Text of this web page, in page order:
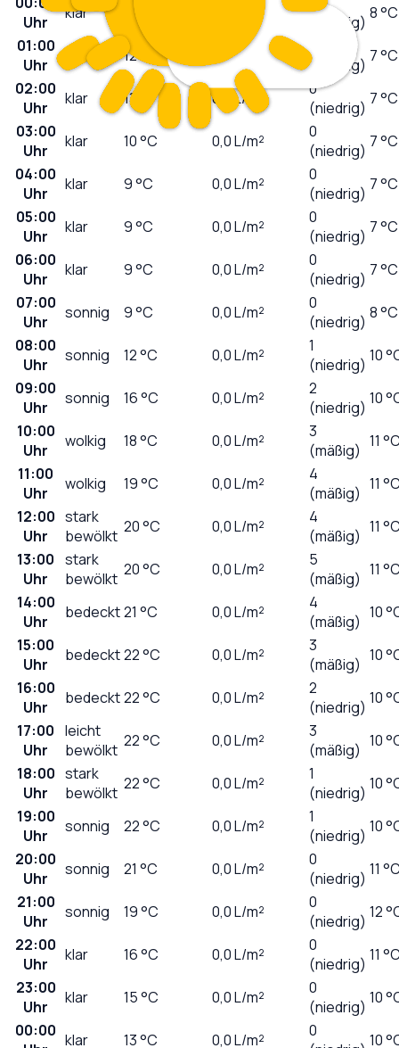
Uhr
klar 14 L/m²
(niedrig) 8 °C
01:00
Uhr
klar 12°C 0,0L/m²
(niedrig) 7 °C
02:00
Uhr
klar 11 °C 0,0 L/m²
0
(niedrig) 7 °C
03:00
Uhr
klar 10°C 0,0L/m²
0
(niedrig) 7 °C
04:00
Uhr
klar 9°C 0,0L/m²
0
(niedrig) 7 °C
05:00
Uhr
klar 9°C 0,0L/m²
0
(niedrig) 7 °C
06:00
Uhr
klar 9°C 0,0L/m²
0
(niedrig) 7 °C
07:00
Uhr
sonnig 9°C 0,0L/m²
0
(niedrig) 8 °C
08:00
Uhr
sonnig 12°C 0,0L/m²
1
(niedrig) 10
09:00
Uhr
sonnig 16°C 0,0L/m²
2
(niedrig) 10
10:00
Uhr
wolkig 18°C 0,0L/m²
3
(mäßig) 11
11:00
Uhr
wolkig 19°C 0,0L/m²
4
(mäßig) 11
12:00
Uhr
stark
bewölkt 20°C 0,0L/m²
4
(mäßig) 11
13:00
Uhr
stark
bewölkt 20°C 0,0L/m²
5
(mäßig) 11
14:00
Uhr
bedeckt21 °C 0,0L/m²
4
(mäßig) 10
15:00
Uhr
bedeckt22°C 0,0L/m²
3
(mäßig) 10
16:00
Uhr
bedeckt22°C 0,0L/m²
2
(niedrig) 10
17:00
Uhr
leicht
bewölkt 22°C 0,0L/m²
3
(mäßig) 10
18:00
Uhr
stark
bewölkt 22°C 0,0L/m²
1
(niedrig) 10
19:00
Uhr
sonnig 22°C 0,0L/m²
1
(niedrig) 10
20:00
Uhr
sonnig 21 °C 0,0L/m²
0
(niedrig) 11
21:00
Uhr
sonnig 19°C 0,0L/m²
0
(niedrig) 12
22:00
Uhr
klar 16°C 0,0L/m²
0
(niedrig) 11
23:00
Uhr
klar 15°C 0,0L/m²
0
(niedrig) 10
00:00 klar 13°C 0,0L/m²
0
10